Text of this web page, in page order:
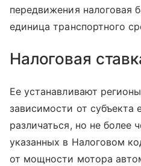
передвижения налоговая
единица транспортного
Налоговая
Ее устанавливают
зависимости от субъекта
различаться, но не более
указанных в Налоговом
от мощности мотора